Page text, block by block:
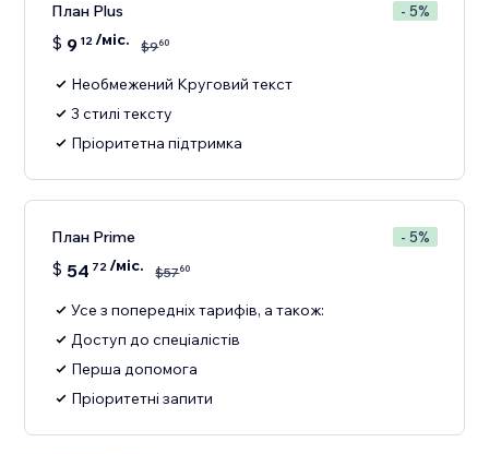
План Plus - 5%
$ 9 12/міс. $960
Необмежений Круговий текст
3 стилі тексту
Пріоритетна підтримка
План Prime - 5%
$ 54 72/міс. $5760
Усе з попередніх тарифів, а також:
Доступ до спеціалістів
Перша допомога
Пріоритетні запити